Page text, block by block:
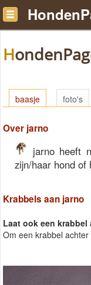
baasje foto's
Over jarno
jarno heeft
zijn/haar hond of
Krabbels aan jarno
Laat ook een krabbel
Om een krabbel